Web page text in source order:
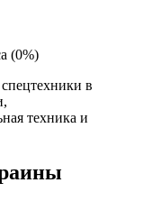
(0%)
в
техника и